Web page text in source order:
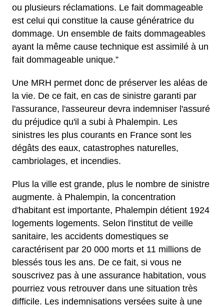
ou plusieurs réclamations. Le fait dommageable
est celui qui constitue la cause génératrice du
dommage. Un ensemble de faits dommageables
ayant la même cause technique est assimilé à un
fait dommageable unique.”
Une MRH permet donc de préserver les aléas de
la vie. De ce fait, en cas de sinistre garanti par
l'assurance, l'asseureur devra indemniser l'assuré
du préjudice qu'il a subi à Phalempin. Les
sinistres les plus courants en France sont les
dégâts des eaux, catastrophes naturelles,
cambriolages, et incendies.
Plus la ville est grande, plus le nombre de sinistre
augmente. à Phalempin, la concentration
d'habitant est importante, Phalempin détient 1924
logements logements. Selon l'institut de veille
sanitaire, les accidents domestiques se
caractérisent par 20 000 morts et 11 millions de
blessés tous les ans. De ce fait, si vous ne
souscrivez pas à une assurance habitation, vous
pourriez vous retrouver dans une situation très
difficile. Les indemnisations versées suite à une